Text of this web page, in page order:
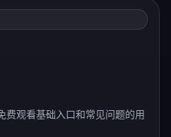
费观看基础入口和常见问题的用